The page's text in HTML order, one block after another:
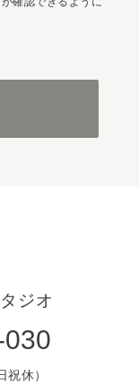
ジオ
休）